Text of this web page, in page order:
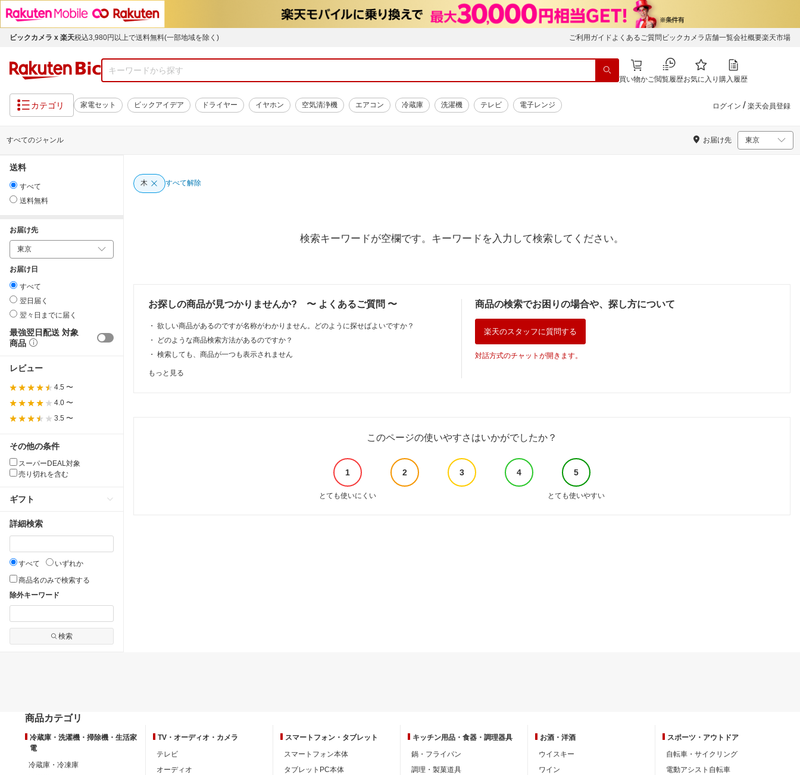
ビックカメラ x 楽天税込3,980円以上で送料無料(一部地域を除く) ご利用ガイド よくあるご質問 ビックカメラ店舗一覧会社概要楽天市場
買い物かご閲覧履歴お気に入り 購入履歴
カテゴリ 家電セット ビックアイデア ドライヤー イヤホン 空気清浄機 エアコン 冷蔵庫 洗濯機 テレビ 電子レンジ ログイン / 楽天会員登録
すべてのジャンル お届け先
送料
すべて
送料無料
お届け先
お届け日
すべて
翌日届く
翌々日までに届く
最強翌日配送 対象
商品
レビュー
4.5 〜
4.0 〜
3.5 〜
その他の条件
スーパーDEAL対象
売り切れを含む
ギフト
詳細検索
すべて
いずれか
商品名のみで検索する
除外キーワード
検索
木 すべて解除
検索キーワードが空欄です。キーワードを入力して検索してください。
お探しの商品が見つかりませんか? 〜 よくあるご質問 〜
・ 欲しい商品があるのですが名称がわかりません。どのように探せばよいですか？
・
どのような商品検索方法があるのですか？
・ 検索しても、商品が一つも表示されません
もっと見る
商品の検索でお困りの場合や、探し方について
楽天のスタッフに質問する
対話方式のチャットが開きます。
このページの使いやすさはいかがでしたか？
1 2 3 4 5
とても使いにくい とても使いやすい
商品カテゴリ
冷蔵庫・洗濯機・掃除機・生活家
電
冷蔵庫・冷凍庫
TV・オーディオ・カメラ
テレビ
オーディオ
スマートフォン・ タブレット
スマートフォン本体
タブレットPC本体
キッチン用品・ 食器・調理器具
鍋・フライパン
調理・製菓道具
お酒・洋酒
ウイスキー
ワイン
スポーツ・ アウトドア
自転車・サイクリング
電動アシスト自転車